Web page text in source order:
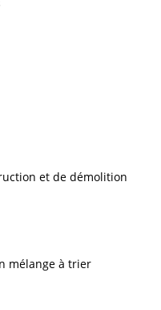
et de démolition
mélange à trier